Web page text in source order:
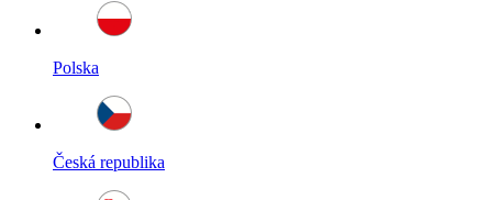
Polska
Česká republika